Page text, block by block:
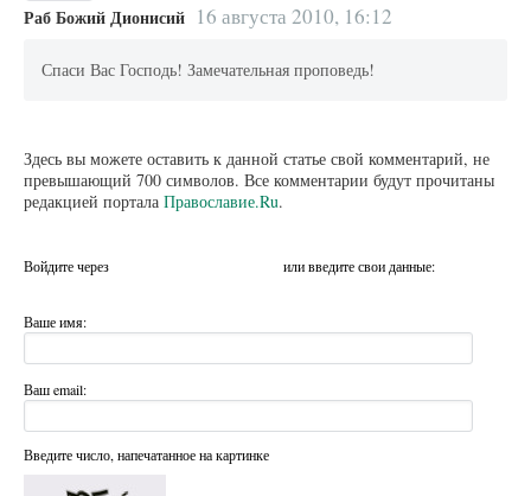
Раб Божий Дионисий 16 августа 2010, 16:12
Спаси Вас Господь! Замечательная проповедь!
Здесь вы можете оставить к данной статье свой комментарий, не
превышающий 700 символов. Все комментарии будут прочитаны
редакцией портала Православие.Ru.
Войдите через или введите свои данные:
Ваше имя:
Ваш email:
Введите число, напечатанное на картинке